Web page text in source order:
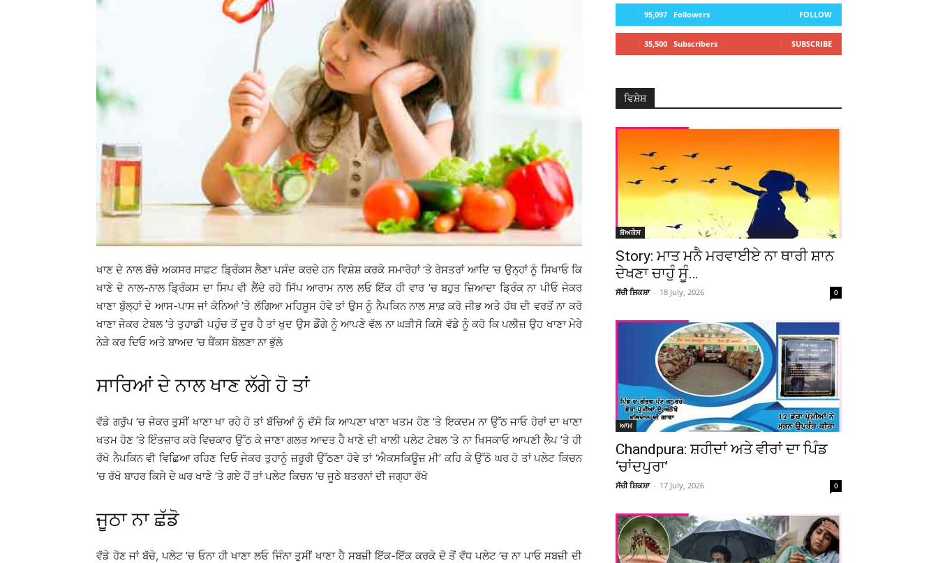
ਖਾਣ ਦੇ ਨਾਲ ਬੱਚੇ ਅਕਸਰ ਸਾਫ਼ਟ ਡ੍ਰਿੰਕਸ ਲੈਣਾ ਪਸੰਦ ਕਰਦੇ ਹਨ ਵਿਸ਼ੇਸ਼ ਕਰਕੇ ਸਮਾਰੋਹਾਂ ’ਤੇ ਰੇਸਤਰਾਂ ਆਦਿ ’ਚ ਉਨ੍ਹਾਂ ਨੂੰ ਸਿਖਾਓ ਕਿ
ਖਾਣੇ ਦੇ ਨਾਲ-ਨਾਲ ਡ੍ਰਿੰਕਸ ਦਾ ਸਿਪ ਵੀ ਲੈਂਦੇ ਰਹੋ ਸਿੱਪ ਆਰਾਮ ਨਾਲ ਲਓ ਇੱਕ ਹੀ ਵਾਰ ’ਚ ਬਹੁਤ ਜ਼ਿਆਦਾ ਡ੍ਰਿੰਕ ਨਾ ਪੀਓ ਜੇਕਰ
ਖਾਣਾ ਬੁੱਲ੍ਹਾਂ ਦੇ ਆਸ-ਪਾਸ ਜਾਂ ਕੋਨਿਆਂ ’ਤੇ ਲੱਗਿਆ ਮਹਿਸੂਸ ਹੋਵੇ ਤਾਂ ਉਸ ਨੂੰ ਨੈਪਕਿਨ ਨਾਲ ਸਾਫ਼ ਕਰੋ ਜੀਭ ਅਤੇ ਹੱਥ ਦੀ ਵਰਤੋਂ ਨਾ ਕਰੋ
ਖਾਣਾ ਜੇਕਰ ਟੇਬਲ ’ਤੇ ਤੁਹਾਡੀ ਪਹੁੰਚ ਤੋਂ ਦੂਰ ਹੈ ਤਾਂ ਖੁਦ ਉਸ ਡੌਂਗੇ ਨੂੰ ਆਪਣੇ ਵੱਲ ਨਾ ਘੜੀਸੋ ਕਿਸੇ ਵੱਡੇ ਨੂੰ ਕਹੋ ਕਿ ਪਲੀਜ਼ ਉਹ ਖਾਣਾ ਮੇਰੇ
ਨੇੜੇ ਕਰ ਦਿਓ ਅਤੇ ਬਾਅਦ ’ਚ ਥੈਂਕਸ ਬੋਲਣਾ ਨਾ ਭੁੱਲੋ
ਸਾਰਿਆਂ ਦੇ ਨਾਲ ਖਾਣ ਲੱਗੇ ਹੋ ਤਾਂ
ਵੱਡੇ ਗਰੁੱਪ ’ਚ ਜੇਕਰ ਤੁਸੀਂ ਖਾਣਾ ਖਾ ਰਹੇ ਹੋ ਤਾਂ ਬੱਚਿਆਂ ਨੂੰ ਦੱਸੋ ਕਿ ਆਪਣਾ ਖਾਣਾ ਖਤਮ ਹੋਣ ’ਤੇ ਇਕਦਮ ਨਾ ਉੱਠ ਜਾਓ ਹੋਰਾਂ ਦਾ ਖਾਣਾ
ਖਤਮ ਹੋਣ ’ਤੇ ਇੰਤਜ਼ਾਰ ਕਰੋ ਵਿਚਕਾਰ ਉੱਠ ਕੇ ਜਾਣਾ ਗਲਤ ਆਦਤ ਹੈ ਖਾਣੇ ਦੀ ਖਾਲੀ ਪਲੇਟ ਟੇਬਲ ’ਤੇ ਨਾ ਖਿਸਕਾਓ ਆਪਣੀ ਲੈਪ ’ਤੇ ਹੀ
ਰੱਖੋ ਨੈਪਕਿਨ ਵੀ ਵਿਛਿਆ ਰਹਿਣ ਦਿਓ ਜੇਕਰ ਤੁਹਾਨੂੰ ਜ਼ਰੂਰੀ ਉੱਠਣਾ ਹੋਵੇ ਤਾਂ ‘ਐਕਸਕਿਊਜ਼ ਮੀ’ ਕਹਿ ਕੇ ਉੱਠੋ ਘਰ ਹੋ ਤਾਂ ਪਲੇਟ ਕਿਚਨ
’ਚ ਰੱਖੋ ਬਾਹਰ ਕਿਸੇ ਦੇ ਘਰ ਖਾਣੇ ’ਤੇ ਗਏ ਹੋਂ ਤਾਂ ਪਲੇਟ ਕਿਚਨ ’ਚ ਜੂਠੇ ਬਤਰਨਾਂ ਦੀ ਜਗ੍ਹਾ ਰੱਖੋ
ਜੂਠਾ ਨਾ ਛੱਡੋ
ਵੱਡੇ ਹੋਣ ਜਾਂ ਬੱਚੇ, ਪਲੇਟ ’ਚ ਓਨਾ ਹੀ ਖਾਣਾ ਲਓ ਜਿੰਨਾ ਤੁਸੀਂ ਖਾਣਾ ਹੈ ਸਬਜ਼ੀ ਇੱਕ-ਇੱਕ ਕਰਕੇ ਦੋ ਤੋਂ ਵੱਧ ਪਲੇਟ ’ਚ ਨਾ ਪਾਓ ਸਬਜ਼ੀ ਦੀ
95,097 Followers FOLLOW
35,500 Subscribers SUBSCRIBE
ਵਿਸ਼ੇਸ਼
ਸ਼ੋਅਕੇਸ
Story: ਮਾਤ ਮਨੈ ਮਰਵਾਈਏ ਨਾ ਥਾਰੀ ਸ਼ਾਨ
ਦੇਖਣਾ ਚਾਹੁੰ ਸੂੰ…
ਸੱਚੀ ਸ਼ਿਕਸ਼ਾ - 18 July, 2026 0
ਆਮ
Chandpura: ਸ਼ਹੀਦਾਂ ਅਤੇ ਵੀਰਾਂ ਦਾ ਪਿੰਡ
‘ਚਾਂਦਪੁਰਾ’
ਸੱਚੀ ਸ਼ਿਕਸ਼ਾ - 17 July, 2026 0